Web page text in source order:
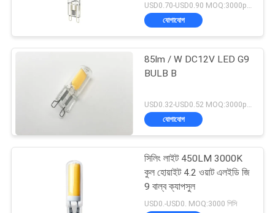
USD0.70-USD0.90 MOQ:3000pcs
যোগাযোগ
85lm / W DC12V LED G9
BULB B
USD0.32-USD0.52 MOQ:3000pcs
যোগাযোগ
সিলিং লাইট 450LM 3000K
কুল হোয়াইট 4.2 ওয়াট এলইডি জি
9 বাল্ব ক্যাপসুল
USD0.-USD0. MOQ:3000 পিসি